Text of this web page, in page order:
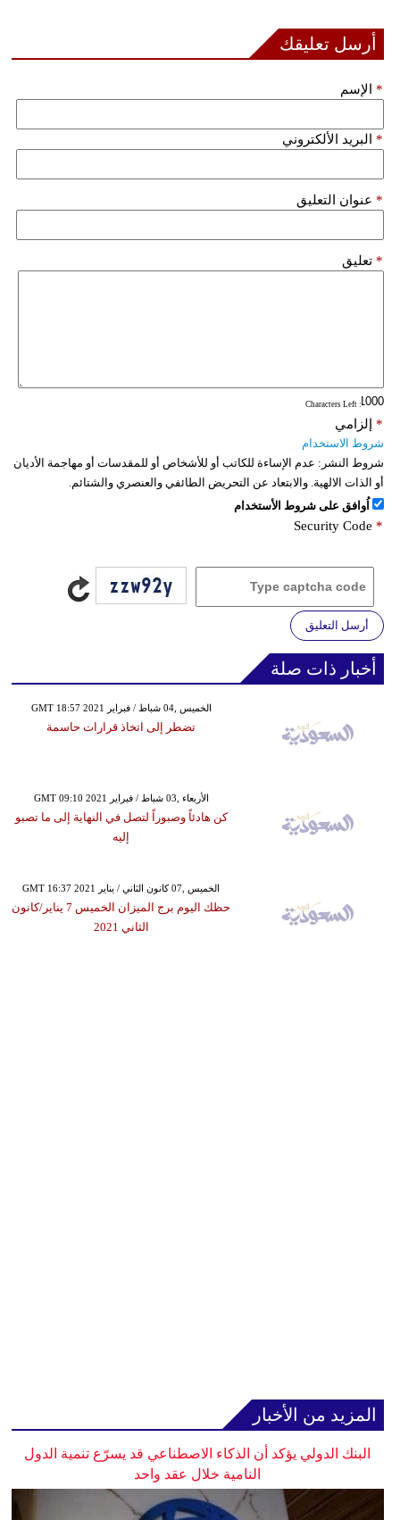
أرسل تعليقك
الإسم *
البريد الألكتروني *
عنوان التعليق *
تعليق *
: Characters Left
إلزامي *
شروط الاستخدام
شروط النشر: عدم الإساءة للكاتب أو للأشخاص أو للمقدسات أو مهاجمة الأديان
أو الذات الالهية. والابتعاد عن التحريض الطائفي والعنصري والشتائم.
اُوافق على شروط الأستخدام
Security Code *
أرسل التعليق
أخبار ذات صلة
GMT 18:57 2021 الخميس ,04 شباط / فبراير
تضطر إلى اتخاذ قرارات حاسمة
GMT 09:10 2021 الأربعاء ,03 شباط / فبراير
كن هادئاً وصبوراً لتصل في النهاية إلى ما تصبو
إليه
GMT 16:37 2021 الخميس ,07 كانون الثاني / يناير
حظك اليوم برج الميزان الخميس 7 يناير/كانون
الثاني 2021
المزيد من الأخبار
البنك الدولي يؤكد أن الذكاء الاصطناعي قد يسرّع تنمية الدول
النامية خلال عقد واحد